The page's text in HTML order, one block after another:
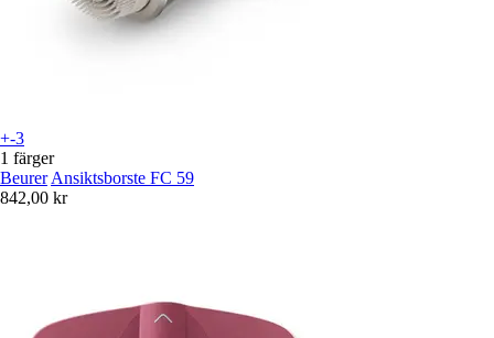
+-3
1 färger
Beurer Ansiktsborste FC 59
842,00 kr